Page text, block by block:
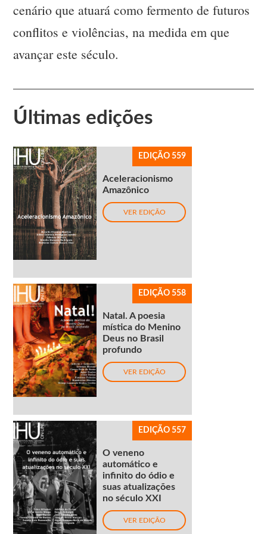
cenário que atuará como fermento de futuros
conflitos e violências, na medida em que
avançar este século.
Últimas edições
EDIÇÃO 559
Aceleracionismo
Amazônico
VER EDIÇÃO
EDIÇÃO 558
Natal. A poesia
mística do Menino
Deus no Brasil
profundo
VER EDIÇÃO
EDIÇÃO 557
O veneno
automático e
infinito do ódio e
suas atualizações
no século XXI
VER EDIÇÃO